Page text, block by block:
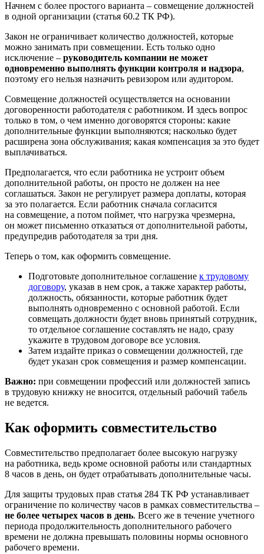
Начнем с более простого варианта – совмещение должностей
в одной организации (статья 60.2 ТК РФ).
Закон не ограничивает количество должностей, которые
можно занимать при совмещении. Есть только одно
исключение – руководитель компании не может
одновременно выполнять функции контроля и надзора,
поэтому его нельзя назначить ревизором или аудитором.
Совмещение должностей осуществляется на основании
договоренности работодателя с работником. И здесь вопрос
только в том, о чем именно договорятся стороны: какие
дополнительные функции выполняются; насколько будет
расширена зона обслуживания; какая компенсация за это будет
выплачиваться.
Предполагается, что если работника не устроит объем
дополнительной работы, он просто не должен на нее
соглашаться. Закон не регулирует размера доплаты, которая
за это полагается. Если работник сначала согласится
на совмещение, а потом поймет, что нагрузка чрезмерна,
он может письменно отказаться от дополнительной работы,
предупредив работодателя за три дня.
Теперь о том, как оформить совмещение.
Подготовьте дополнительное соглашение к трудовому
договору, указав в нем срок, а также характер работы,
должность, обязанности, которые работник будет
выполнять одновременно с основной работой. Если
совмещать должности будет вновь принятый сотрудник,
то отдельное соглашение составлять не надо, сразу
укажите в трудовом договоре все условия.
Затем издайте приказ о совмещении должностей, где
будет указан срок совмещения и размер компенсации.
Важно: при совмещении профессий или должностей запись
в трудовую книжку не вносится, отдельный рабочий табель
не ведется.
Как оформить совместительство
Совместительство предполагает более высокую нагрузку
на работника, ведь кроме основной работы или стандартных
8 часов в день, он будет отрабатывать дополнительные часы.
Для защиты трудовых прав статья 284 ТК РФ устанавливает
ограничение по количеству часов в рамках совместительства –
не более четырех часов в день. Всего же в течение учетного
периода продолжительность дополнительного рабочего
времени не должна превышать половины нормы основного
рабочего времени.